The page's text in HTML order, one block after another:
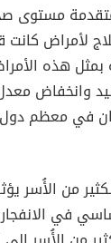
لأمراض كانت
هذه
وانخفاض
في معظم دول
من الأُسر
في